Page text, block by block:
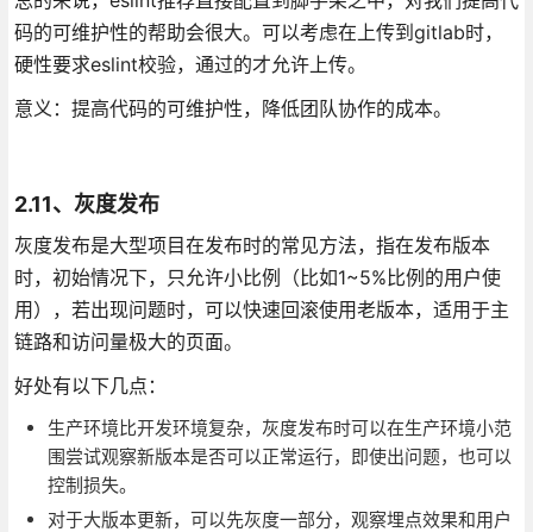
码的可维护性的帮助会很大。可以考虑在上传到gitlab时，
硬性要求eslint校验，通过的才允许上传。
意义：提高代码的可维护性，降低团队协作的成本。
2.11、灰度发布
灰度发布是大型项目在发布时的常见方法，指在发布版本
时，初始情况下，只允许小比例（比如1~5%比例的用户使
用），若出现问题时，可以快速回滚使用老版本，适用于主
链路和访问量极大的页面。
好处有以下几点：
生产环境比开发环境复杂，灰度发布时可以在生产环境小范
围尝试观察新版本是否可以正常运行，即使出问题，也可以
控制损失。
对于大版本更新，可以先灰度一部分，观察埋点效果和用户